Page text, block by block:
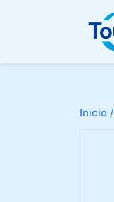
Inicio /